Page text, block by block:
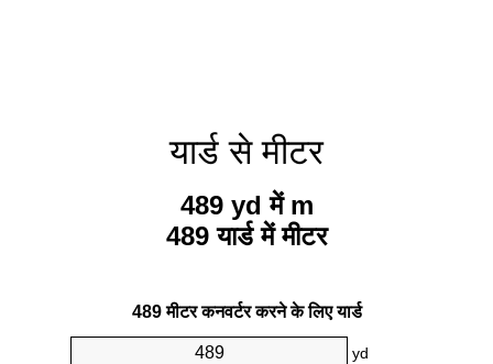
यार्ड से मीटर
489 yd में m
489 यार्ड में मीटर
489 मीटर कनवर्टर करने के लिए यार्ड
yd